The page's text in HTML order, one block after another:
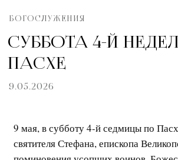
БОГОСЛУЖЕНИЯ
СУББОТА 4-й
ПАСХЕ
9.05.2026
9 мая, в субботу 4-й седмицы по
святителя Стефана, епископа